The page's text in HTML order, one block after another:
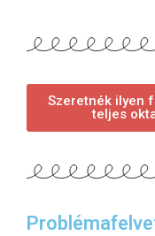
Szeretnék ilyen
teljes